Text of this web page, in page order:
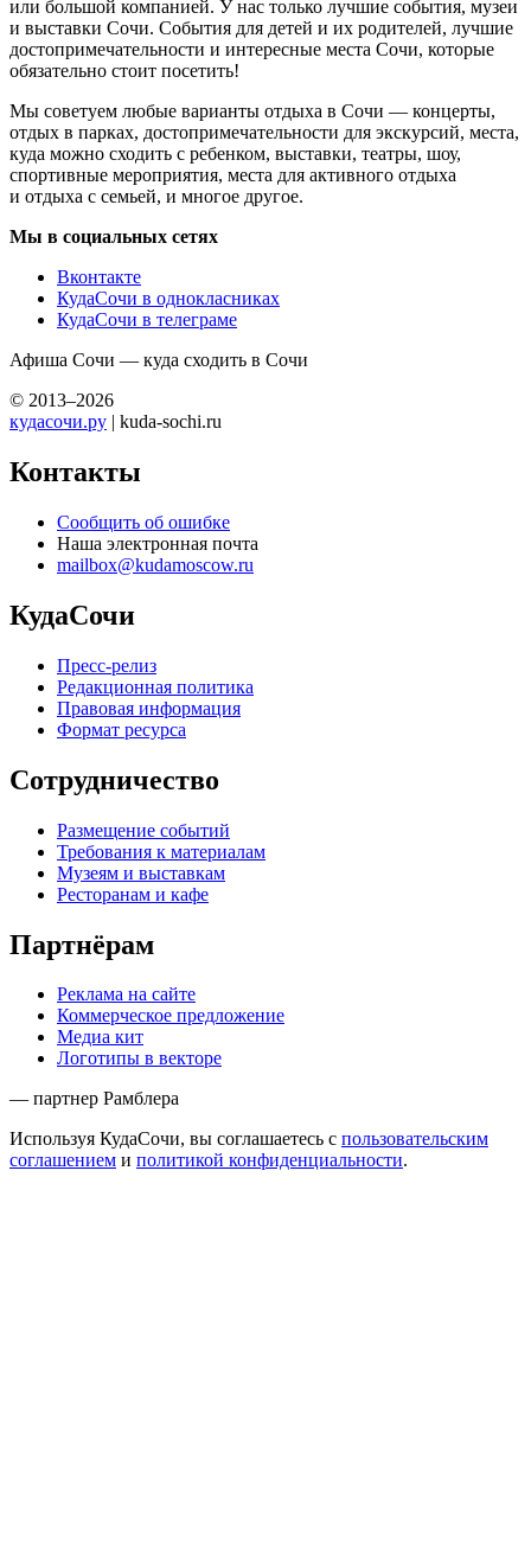
или большой компанией. У нас только лучшие события, музеи
и выставки Сочи. События для детей и их родителей, лучшие
достопримечательности и интересные места Сочи, которые
обязательно стоит посетить!
Мы советуем любые варианты отдыха в Сочи — концерты,
отдых в парках, достопримечательности для экскурсий, места,
куда можно сходить с ребенком, выставки, театры, шоу,
спортивные мероприятия, места для активного отдыха
и отдыха с семьей, и многое другое.
Мы в социальных сетях
Вконтакте
КудаСочи в однокласниках
КудаСочи в телеграме
Афиша Сочи — куда сходить в Сочи
© 2013–2026
кудасочи.ру | kuda-sochi.ru
Контакты
Сообщить об ошибке
Наша электронная почта
mailbox@kudamoscow.ru
КудаСочи
Пресс-релиз
Редакционная политика
Правовая информация
Формат ресурса
Сотрудничество
Размещение событий
Требования к материалам
Музеям и выставкам
Ресторанам и кафе
Партнёрам
Реклама на сайте
Коммерческое предложение
Медиа кит
Логотипы в векторе
— партнер Рамблера
Используя КудаСочи, вы соглашаетесь с пользовательским
соглашением и политикой конфиденциальности.